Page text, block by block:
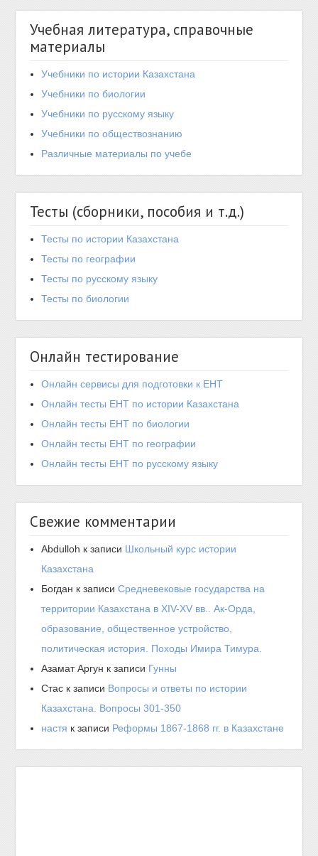
Учебная литература, справочные
материалы
Учебники по истории Казахстана
Учебники по биологии
Учебники по русскому языку
Учебники по обществознанию
Различные материалы по учебе
Тесты (сборники, пособия и т.д.)
Тесты по истории Казахстана
Тесты по географии
Тесты по русскому языку
Тесты по биологии
Онлайн тестирование
Онлайн сервисы для подготовки к ЕНТ
Онлайн тесты ЕНТ по истории Казахстана
Онлайн тесты ЕНТ по биологии
Онлайн тесты ЕНТ по географии
Онлайн тесты ЕНТ по русскому языку
Свежие комментарии
Abdulloh к записи Школьный курс истории
Казахстана
Богдан к записиСредневековые государства на
территории Казахстана в XIV-XV вв.. Ак-Орда,
образование, общественное устройство,
политическая история. Походы Имира Тимура.
Азамат Аргун к записи Гунны
Стас к записи Вопросы и ответы по истории
Казахстана. Вопросы 301-350
настя к записи Реформы 1867-1868 гг. в Казахстане